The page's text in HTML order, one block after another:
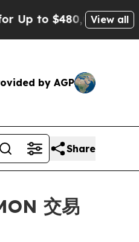
$480,000 After Being
View all
by AGP
Share
交易